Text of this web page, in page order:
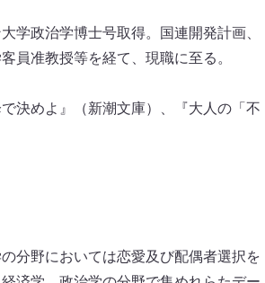
学政治学博士号取得。国連開発計画、
員准教授等を経て、現職に至る。
決めよ』（新潮文庫）、『大人の「不
分野においては恋愛及び配偶者選択を